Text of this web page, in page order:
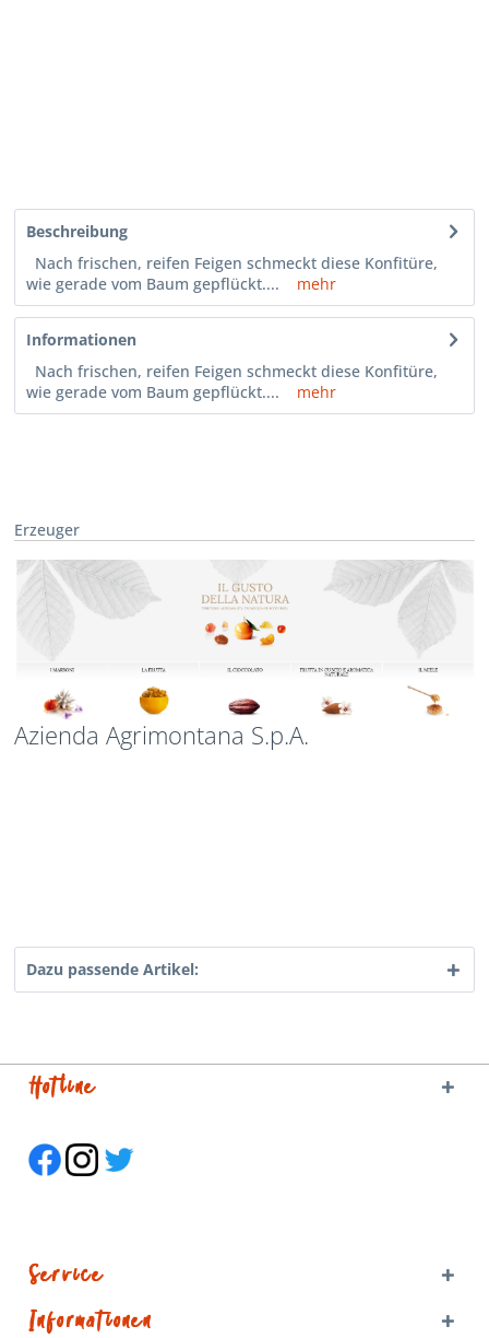
Beschreibung
Nach frischen, reifen Feigen schmeckt diese Konfitüre,
wie gerade vom Baum gepflückt....
mehr
Informationen
Nach frischen, reifen Feigen schmeckt diese Konfitüre,
wie gerade vom Baum gepflückt....
mehr
Erzeuger
Azienda Agrimontana S.p.A.
Dazu passende Artikel:
Hotline
Service
Informationen